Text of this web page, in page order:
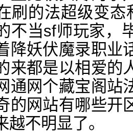
刷的法超级变
不当sf师玩家，
降妖伏魔录职业
来都是以相爱的
通网个藏宝阁站
的网站有哪些开
不明显了。